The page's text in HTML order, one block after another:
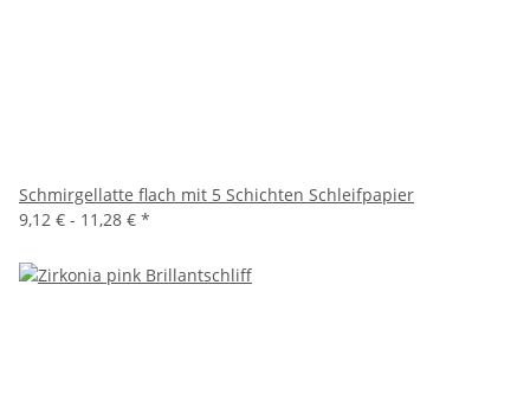
Schmirgellatte flach mit 5 Schichten Schleifpapier
9,12 € - 11,28 € *